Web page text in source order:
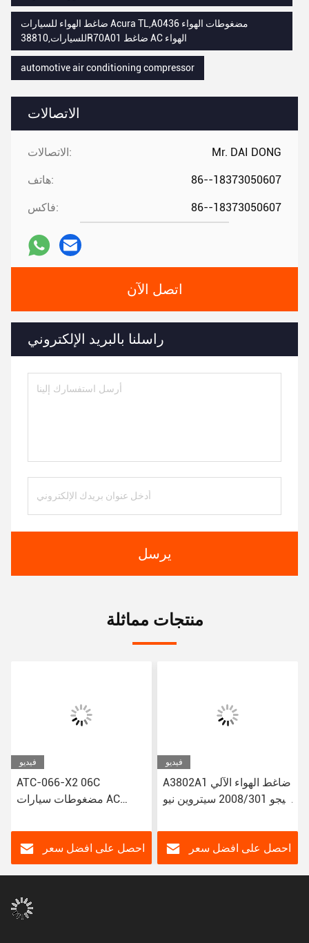
الاتصالات
الاتصالات: Mr. DAI DONG
هاتف: 86--18373050607
فاكس: 86--18373050607
اتصل الآن
راسلنا بالبريد الإلكتروني
يرسل
ضاغط الهواء للسيارات Acura TL,A0436 مضغوطات الهواء
للسيارات,38810R70A01 ضاغط AC الهواء
automotive air conditioning compressor
منتجات مماثلة
فيديو
ATC-066-X2 06C
مضغوطات سيارات AC
88320-52010 883205201
احصل على افضل سعر
فيديو
A3802A1 ضاغط الهواء الآلي
لبيجو 2008/301 سيتروين نيو
JSR11T601088
احصل على افضل سعر